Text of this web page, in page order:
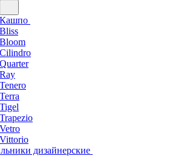
Кашпо
Bliss
Bloom
Cilindro
Quarter
Ray
Tenero
Terra
Tigel
Trapezio
Vetro
Vittorio
дизайнерские